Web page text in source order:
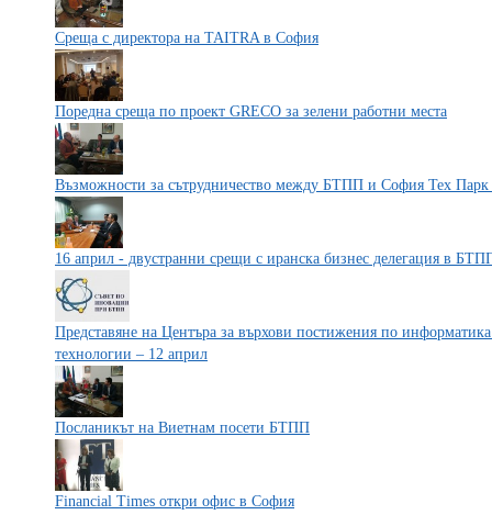
Среща с директора на TAITRA в София
Поредна среща по проект GRECO за зелени работни места
Възможности за сътрудничество между БТПП и София Тех
16 април - двустранни срещи с иранска бизнес делегация в
Представяне на Центъра за върхови постижения по
технологии – 12 април
Посланикът на Виетнам посети БТПП
Financial Times откри офис в София